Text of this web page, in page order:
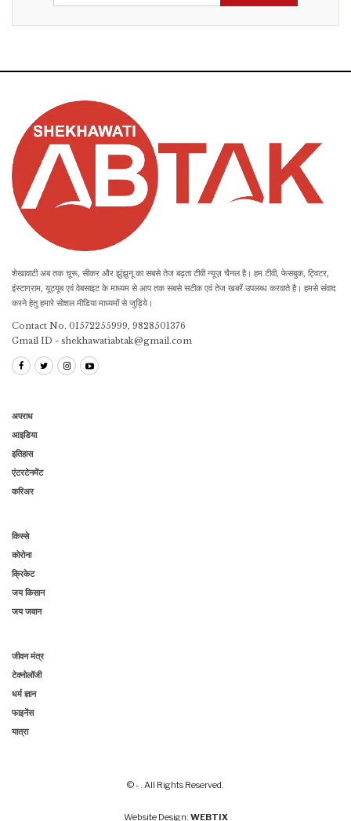
शेखावाटी अब तक चूरू, सीकर और झुंझुनू का सबसे तेज बढ़ता टीवी न्यूज़ चैनल है। हम टीवी, फेसबुक, ट्विटर,
इंस्टाग्राम, यूट्यूब एवं वेबसाइट के माध्यम से आप तक सबसे सटीक एवं तेज खबरें उपलब्ध करवाते है। हमसे संवाद
करने हेतु हमारे सोशल मीडिया माध्यमों से जुड़िये।
Contact No. 01572255999, 9828501376
Gmail ID - shekhawatiabtak@gmail.com
अपराध
आइडिया
इतिहास
एंटरटेनमेंट
करिअर
किस्से
कोरोना
क्रिकेट
जय किसान
जय जवान
जीवन मंत्र
टेक्नोलॉजी
धर्म ज्ञान
फाइनेंस
यात्रा
© - . All Rights Reserved.
Website Design: WEBTIX